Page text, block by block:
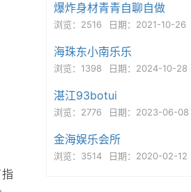
爆炸身材青青自聊自做
浏览：2516 日期：2021-10-26
海珠东小南乐乐
浏览：1398 日期：2024-10-28
湛江93botui
浏览：2776 日期：2023-06-08
金海娱乐会所
浏览：3514 日期：2020-02-12